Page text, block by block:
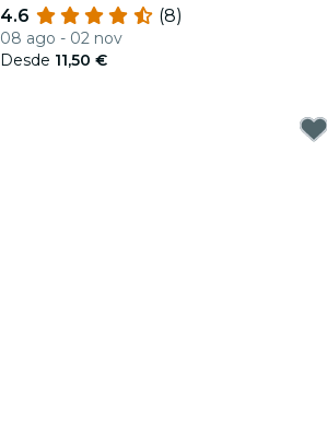
4.6
(8)
08 ago - 02 nov
Desde 11,50 €